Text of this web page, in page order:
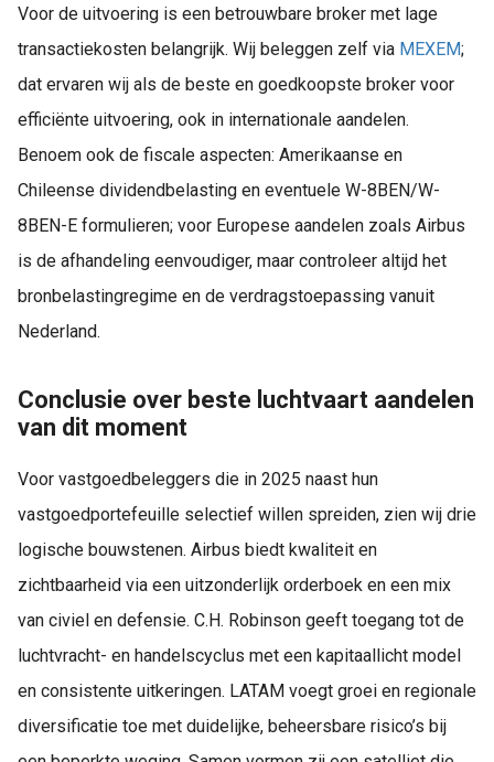
Voor de uitvoering is een betrouwbare broker met lage
transactiekosten belangrijk. Wij beleggen zelf via MEXEM;
dat ervaren wij als de beste en goedkoopste broker voor
efficiënte uitvoering, ook in internationale aandelen.
Benoem ook de fiscale aspecten: Amerikaanse en
Chileense dividendbelasting en eventuele W-8BEN/W-
8BEN-E formulieren; voor Europese aandelen zoals Airbus
is de afhandeling eenvoudiger, maar controleer altijd het
bronbelastingregime en de verdragstoepassing vanuit
Nederland.
Conclusie over beste luchtvaart aandelen
van dit moment
Voor vastgoedbeleggers die in 2025 naast hun
vastgoedportefeuille selectief willen spreiden, zien wij drie
logische bouwstenen. Airbus biedt kwaliteit en
zichtbaarheid via een uitzonderlijk orderboek en een mix
van civiel en defensie. C.H. Robinson geeft toegang tot de
luchtvracht- en handelscyclus met een kapitaallicht model
en consistente uitkeringen. LATAM voegt groei en regionale
diversificatie toe met duidelijke, beheersbare risico’s bij